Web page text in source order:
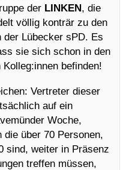
der LINKEN, die
völlig konträr zu den
der Lübecker sPD. Es
sie sich schon in den
befinden!
Vertreter dieser
auf ein
Woche,
über 70 Personen,
sind, weiter in Präsenz
treffen müssen,